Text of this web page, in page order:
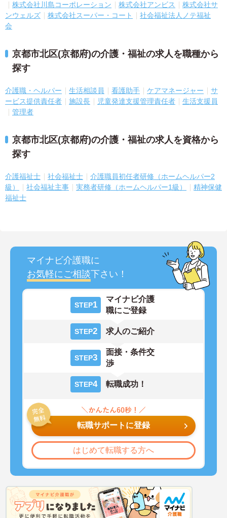
株式会社川島コーポレーション
株式会社アンビス
株式会社サ
ンウェルズ
株式会社スーパー・コート
社会福祉法人ノテ福祉
会
京都市北区(京都府)の介護・福祉の求人を職種から
探す
介護職・ヘルパー 生活相談員 看護助手 ケアマネージャー
サ
ービス提供責任者
施設長 児童発達支援管理責任者
生活支援員
管理者
京都市北区(京都府)の介護・福祉の求人を資格から
探す
介護福祉士 社会福祉士
介護職員初任者研修（ホームヘルパー2
級）
社会福祉主事 実務者研修（ホームヘルパー1級）
精神保健
福祉士
マイナビ介護職に
お気軽にご相談下さい！
STEP1
マイナビ介護
職にご登録
STEP2 求人のご紹介
STEP3
面接・条件交
渉
STEP4 転職成功！
転職サポートに登録
はじめて転職する方へ